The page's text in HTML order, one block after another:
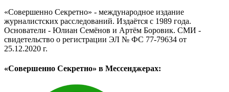
«Совершенно Секретно» - международное издание
журналистских расследований. Издаётся с 1989 года.
Основатели - Юлиан Семёнов и Артём Боровик. CМИ -
свидетельство о регистрации ЭЛ № ФС 77-79634 от
25.12.2020 г.
«Совершенно Секретно» в Мессенджерах: